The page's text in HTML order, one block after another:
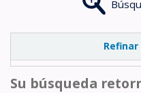
Refinar
Su búsqueda